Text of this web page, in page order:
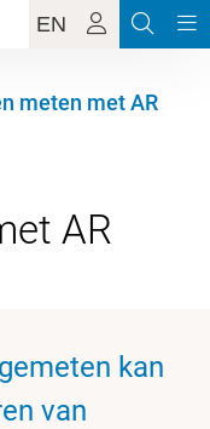
EN
meten met AR
kan
van